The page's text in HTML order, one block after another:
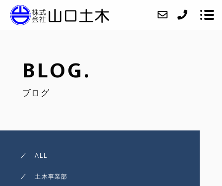
BLOG.
ブログ
ALL
土木事業部